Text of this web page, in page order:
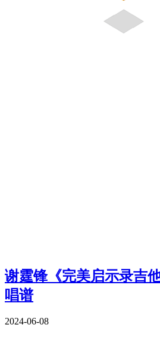
谢霆锋《完美启示录吉
唱谱
2024-06-08